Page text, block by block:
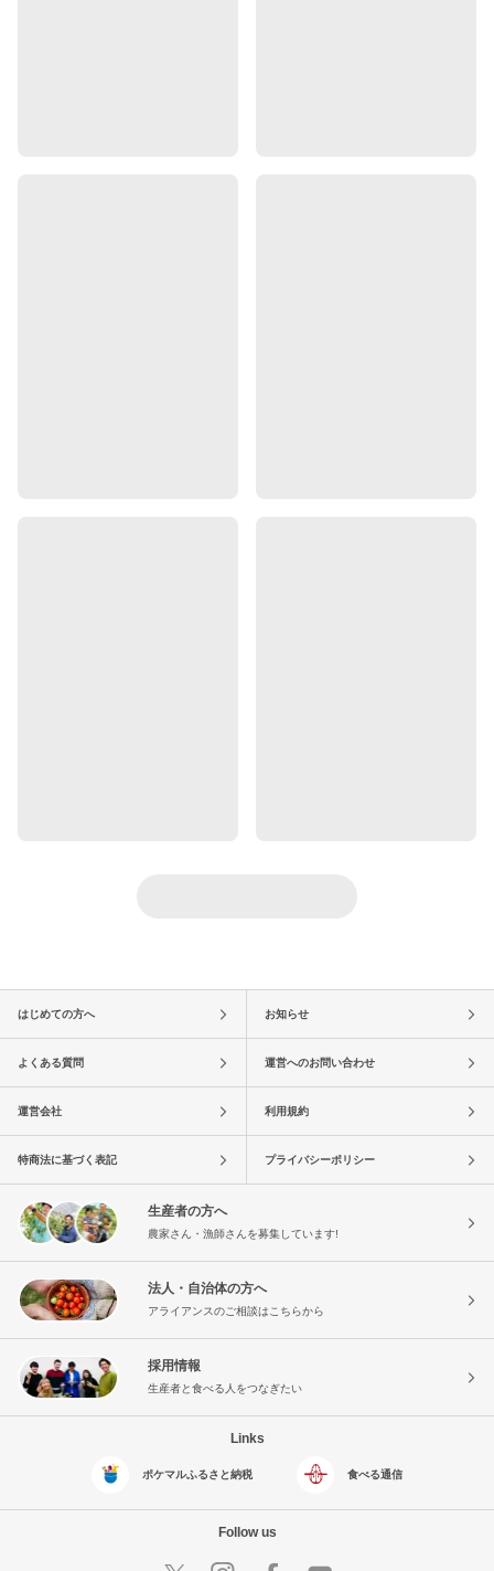
はじめての方へ お知らせ
よくある質問 運営へのお問い合わせ
運営会社 利用規約
特商法に基づく表記 プライバシーポリシー
生産者の方へ
農家さん・漁師さんを募集しています!
法人・自治体の方へ
アライアンスのご相談はこちらから
採用情報
生産者と食べる人をつなぎたい
Links
ポケマルふるさと納税 食べる通信
Follow us